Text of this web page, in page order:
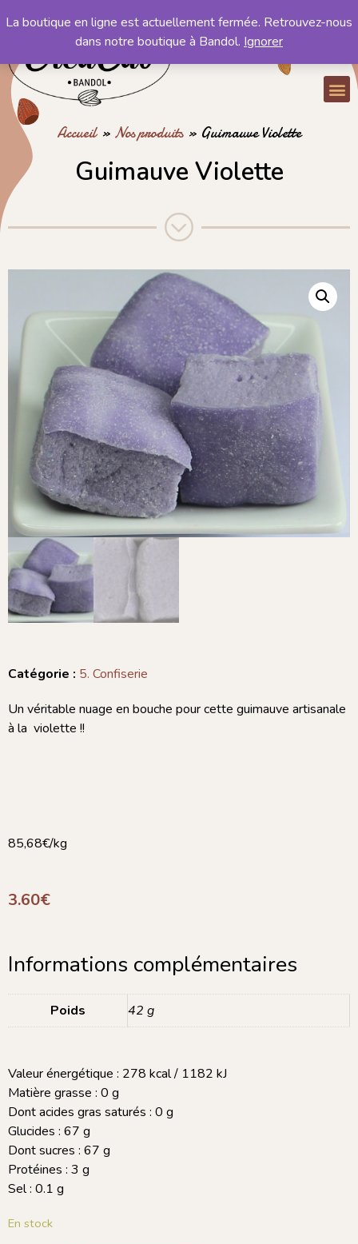
Mon compte
Accueil» Nos produits» Guimauve Violette
Guimauve Violette
Catégorie : 5. Confiserie
Un véritable nuage en bouche pour cette guimauve artisanale
à la violette !!
85,68€/kg
3.60€
Informations complémentaires
Poids 42 g
Valeur énergétique : 278 kcal / 1182 kJ
Matière grasse : 0 g
Dont acides gras saturés : 0 g
Glucides : 67 g
Dont sucres : 67 g
Protéines : 3 g
Sel : 0.1 g
En stock
La boutique en ligne est actuellement fermée. Retrouvez-nous
dans notre boutique à Bandol. Ignorer